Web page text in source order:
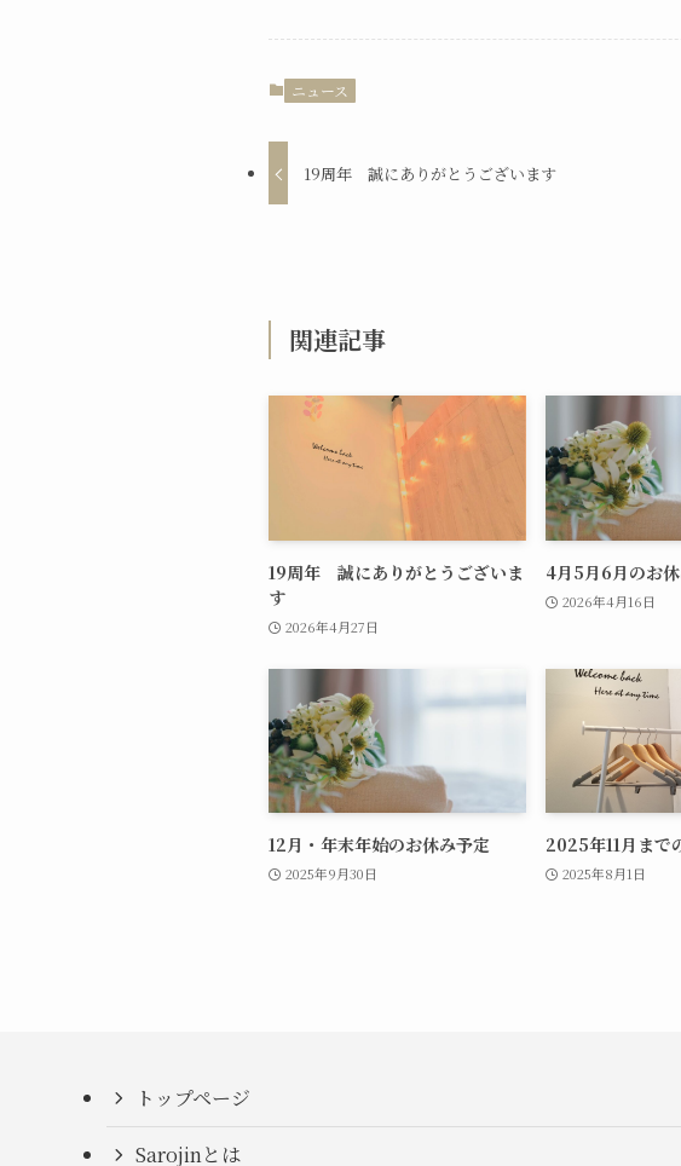
ニュース
19周年 誠にありがとうございます
関連記事
19周年 誠にありがとうございま
す
2026年4月27日
4月5月6月のお
2026年4月16日
12月・年末年始のお休み予定
2025年9月30日
2025年11月まで
2025年8月1日
トップページ
Sarojinとは